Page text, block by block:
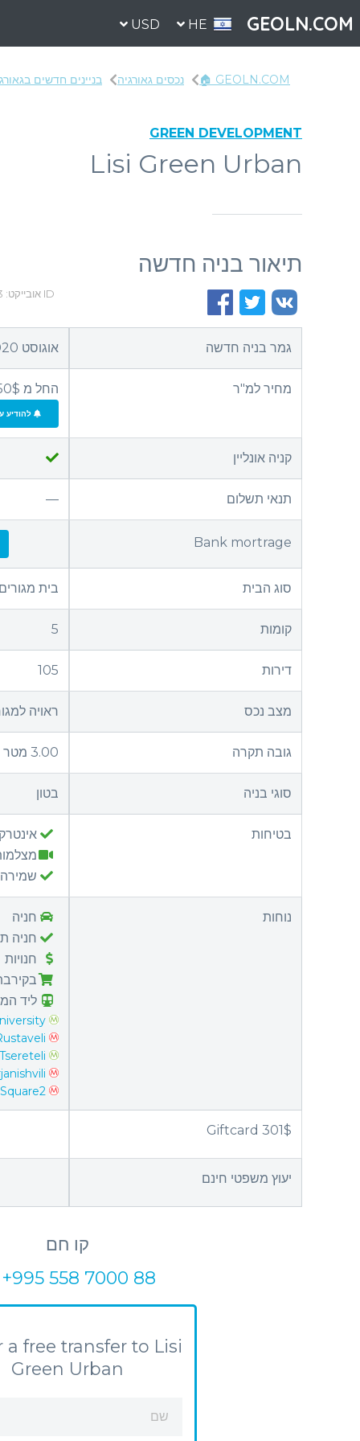
GEOLN.COM
HE
USD
GEOLN.COM 🏠 נכסים גאורגיה בניינים חדשים
GREEN DEVELOPMENT
Lisi Green Urban
תיאור בניה חדשה
ID אובייקט: 613
גמר בניה חדשה אוגוסט 2020
מחיר למ"ר החל מ 650$
להודיע
קניה אונליין
תנאי תשלום —
Bank mortrage
סוג הבית בית
קומות 5
דירות 105
מצב נכס ראויה
גובה תקרה 3.00 מטר
סוגי בניה בטון
בטיחות
שמירה
נוחות
חניה
חניה
חנויות
ליד
Tsereteli
Giftcard 301$
יעוץ משפטי חינם
קו חם
558 7000 88
a free transfer to Lisi
Green Urban